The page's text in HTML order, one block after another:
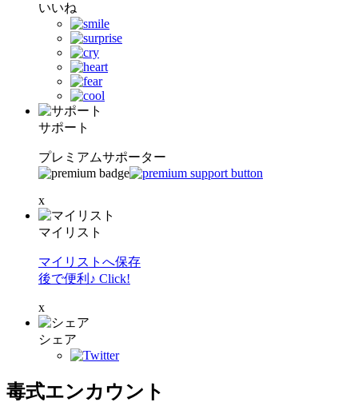
いいね
サポート
プレミアムサポーター
x
マイリスト
マイリストへ保存
後で便利♪ Click!
x
シェア
毒式エンカウント